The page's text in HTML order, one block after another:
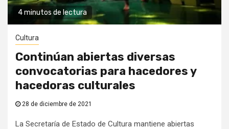
4 minutos de lectura
Cultura
Continúan abiertas diversas
convocatorias para hacedores y
hacedoras culturales
28 de diciembre de 2021
La Secretaría de Estado de Cultura mantiene abiertas